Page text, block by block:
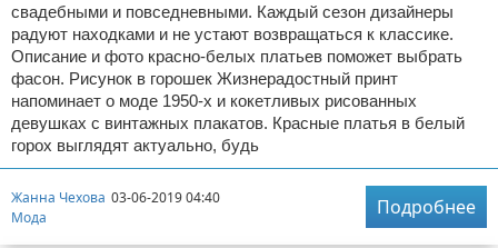
свадебными и повседневными. Каждый сезон дизайнеры
радуют находками и не устают возвращаться к классике.
Описание и фото красно-белых платьев поможет выбрать
фасон. Рисунок в горошек Жизнерадостный принт
напоминает о моде 1950-х и кокетливых рисованных
девушках с винтажных плакатов. Красные платья в белый
горох выглядят актуально, будь
Жанна Чехова 03-06-2019 04:40
Мода
Подробнее